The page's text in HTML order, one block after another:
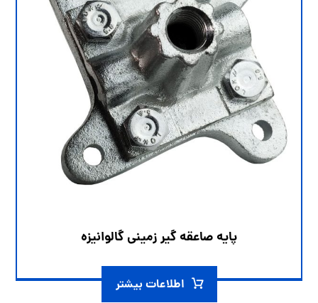
پایه صاعقه گیر زمینی گالوانیزه
اطلاعات بیشتر